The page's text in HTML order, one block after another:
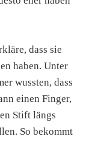
dass sie
haben. Unter
wussten, dass
einen Finger,
Stift längs
So bekommt